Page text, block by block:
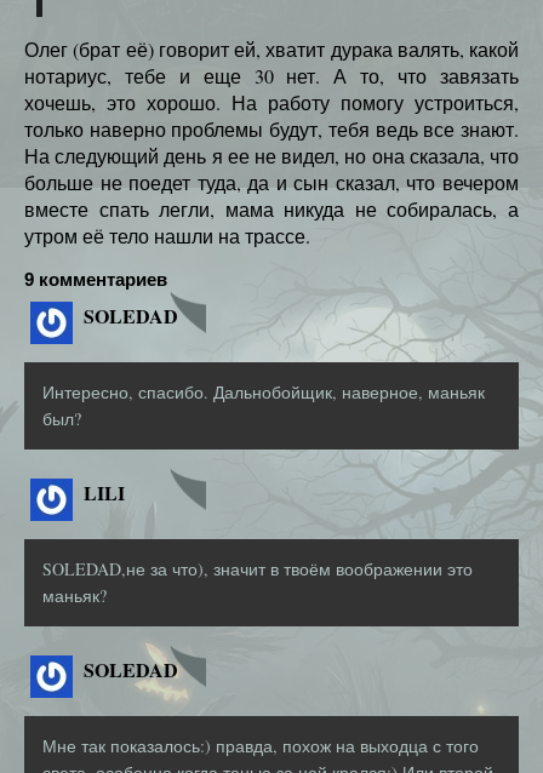
Олег (брат её) говорит ей, хватит дурака валять, какой
нотариус, тебе и еще 30 нет. А то, что завязать
хочешь, это хорошо. На работу помогу устроиться,
только наверно проблемы будут, тебя ведь все знают.
На следующий день я ее не видел, но она сказала, что
больше не поедет туда, да и сын сказал, что вечером
вместе спать легли, мама никуда не собиралась, а
утром её тело нашли на трассе.
9 комментариев
SOLEDAD
Интересно, спасибо. Дальнобойщик, наверное, маньяк
был?
LILI
SOLEDAD,не за что), значит в твоём воображении это
маньяк?
SOLEDAD
Мне так показалось:) правда, похож на выходца с того